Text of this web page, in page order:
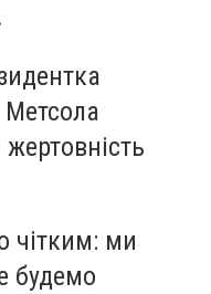
чітким: ми
будемо